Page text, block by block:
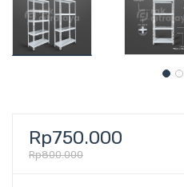
Rp750.000
Rp800.000